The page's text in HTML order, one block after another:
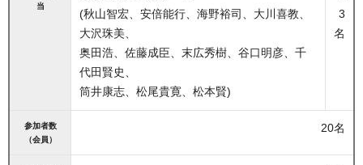
当
(秋山智宏、安倍能行、海野裕司、大川喜教、
大沢珠美、
奥田浩、佐藤成臣、末広秀樹、谷口明彦、千
代田賢史、
筒井康志、松尾貴寛、松本賢)
3
名
参加者数
（会員）
20名